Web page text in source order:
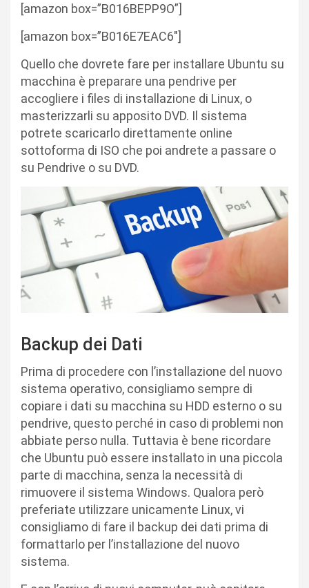
[amazon box=”B016BEPP9O”]
[amazon box=”B016E7EAC6″]
Quello che dovrete fare per installare Ubuntu su
macchina è preparare una pendrive per
accogliere i files di installazione di Linux, o
masterizzarli su apposito DVD. Il sistema
potrete scaricarlo direttamente online
sottoforma di ISO che poi andrete a passare o
su Pendrive o su DVD.
Backup dei Dati
Prima di procedere con l’installazione del nuovo
sistema operativo, consigliamo sempre di
copiare i dati su macchina su HDD esterno o su
pendrive, questo perché in caso di problemi non
abbiate perso nulla. Tuttavia è bene ricordare
che Ubuntu può essere installato in una piccola
parte di macchina, senza la necessità di
rimuovere il sistema Windows. Qualora però
preferiate utilizzare unicamente Linux, vi
consigliamo di fare il backup dei dati prima di
formattarlo per l’installazione del nuovo
sistema.